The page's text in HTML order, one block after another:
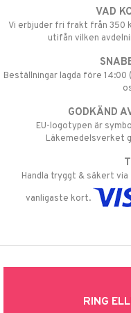
VAD
Vi erbjuder fri frakt från 350
utifån vilken
Beställningar lagda före
GODKÄND
EU-logotypen är
Läkemedelsverket
Handla tryggt & säkert
vanligaste kort.
RING